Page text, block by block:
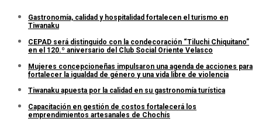
Gastronomía, calidad y hospitalidad fortalecen el turismo en
Tiwanaku
CEPAD será distinguido con la condecoración “Tiluchi Chiquitano”
en el 120.º aniversario del Club Social Oriente Velasco
Mujeres concepcioneñas impulsaron una agenda de acciones para
fortalecer la igualdad de género y una vida libre de violencia
Tiwanaku apuesta por la calidad en su gastronomía turística
Capacitación en gestión de costos fortalecerá los
emprendimientos artesanales de Chochís